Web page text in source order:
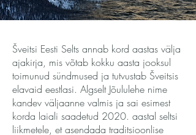
Šveitsi Eesti Selts annab kord aastas välja
ajakirja, mis võtab kokku aasta jooksul
toimunud sündmused ja tutvustab Šveitsis
elavaid eestlasi. Algselt Jõululehe nime
kandev väljaanne valmis ja sai esimest
korda laiali saadetud 2020. aastal seltsi
liikmetele, et asendada traditsioonlise